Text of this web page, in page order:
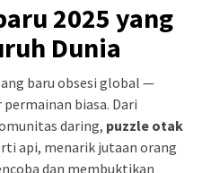
2025 yang
Dunia
baru obsesi global —
biasa. Dari
daring, puzzle otak
api, menarik jutaan orang
dan membuktikan